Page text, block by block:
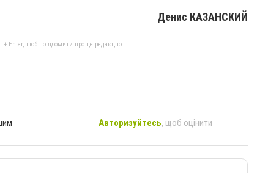
Денис КАЗАНСКИЙ
+ Enter, щоб повідомити про це редакцію
Авторизуйтесь, щоб оцінити